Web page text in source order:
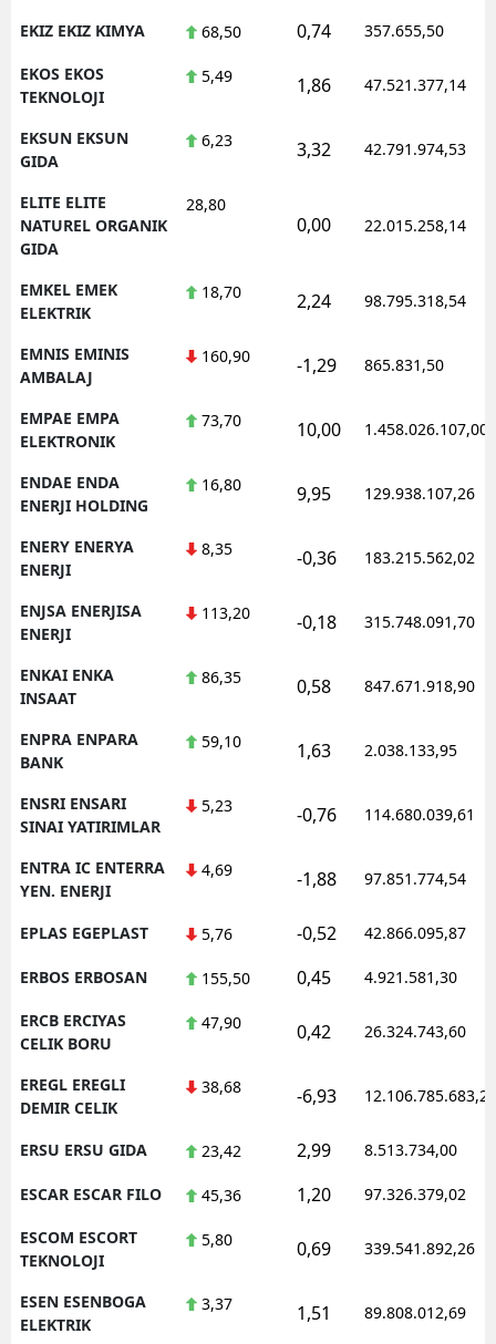
EKIZ EKIZ KIMYA 68,50 0,74 357.655,50
EKOS EKOS
TEKNOLOJI
5,49 1,86 47.521.377,14
EKSUN EKSUN
GIDA
6,23 3,32 42.791.974,53
ELITE ELITE
NATUREL ORGANIK
GIDA
28,80
0,00 22.015.258,14
EMKEL EMEK
ELEKTRIK
18,70 2,24 98.795.318,54
EMNIS EMINIS
AMBALAJ
160,90 -1,29 865.831,50
EMPAE EMPA
ELEKTRONIK
73,70 10,00 1.458.026.107,00
ENDAE ENDA
ENERJI HOLDING
16,80 9,95 129.938.107,26
ENERY ENERYA
ENERJI
8,35 -0,36 183.215.562,02
ENJSA ENERJISA
ENERJI
113,20 -0,18 315.748.091,70
ENKAI ENKA
INSAAT
86,35 0,58 847.671.918,90
ENPRA ENPARA
BANK
59,10 1,63 2.038.133,95
ENSRI ENSARI
SINAI YATIRIMLAR
5,23 -0,76 114.680.039,61
ENTRA IC ENTERRA
YEN. ENERJI
4,69 -1,88 97.851.774,54
EPLAS EGEPLAST 5,76 -0,52 42.866.095,87
ERBOS ERBOSAN 155,50 0,45 4.921.581,30
ERCB ERCIYAS
CELIK BORU
47,90 0,42 26.324.743,60
EREGL EREGLI
DEMIR CELIK
38,68 -6,93 12.106.785.683,20
ERSU ERSU GIDA 23,42 2,99 8.513.734,00
ESCAR ESCAR FILO 45,36 1,20 97.326.379,02
ESCOM ESCORT
TEKNOLOJI
5,80 0,69 339.541.892,26
ESEN ESENBOGA
ELEKTRIK
3,37 1,51 89.808.012,69